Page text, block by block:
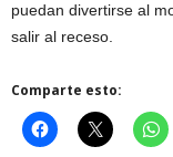
puedan divertirse al
salir al receso.
Comparte esto: